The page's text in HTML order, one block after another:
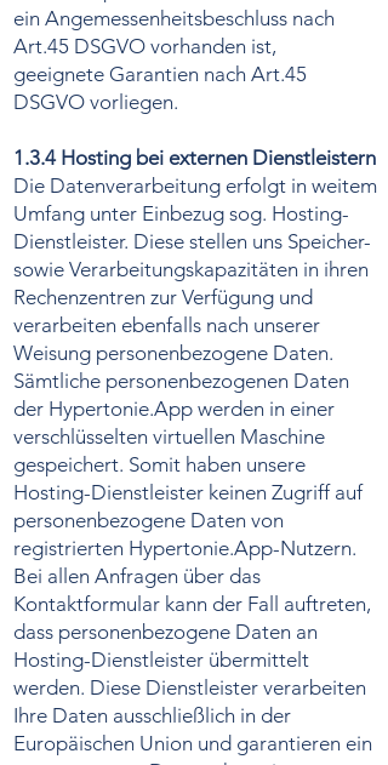
ein Angemessenheitsbeschluss nach
Art.45 DSGVO vorhanden ist,
geeignete Garantien nach Art.45
DSGVO vorliegen.
1.3.4 Hosting bei externen Dienstleistern
Die Datenverarbeitung erfolgt in weitem
Umfang unter Einbezug sog. Hosting-
Dienstleister. Diese stellen uns Speicher-
sowie Verarbeitungskapazitäten in ihren
Rechenzentren zur Verfügung und
verarbeiten ebenfalls nach unserer
Weisung personenbezogene Daten.
Sämtliche personenbezogenen Daten
der Hypertonie.App werden in einer
verschlüsselten virtuellen Maschine
gespeichert. Somit haben unsere
Hosting-Dienstleister keinen Zugriff auf
personenbezogene Daten von
registrierten Hypertonie.App-Nutzern.
Bei allen Anfragen über das
Kontaktformular kann der Fall auftreten,
dass personenbezogene Daten an
Hosting-Dienstleister übermittelt
werden. Diese Dienstleister verarbeiten
Ihre Daten ausschließlich in der
Europäischen Union und garantieren ein